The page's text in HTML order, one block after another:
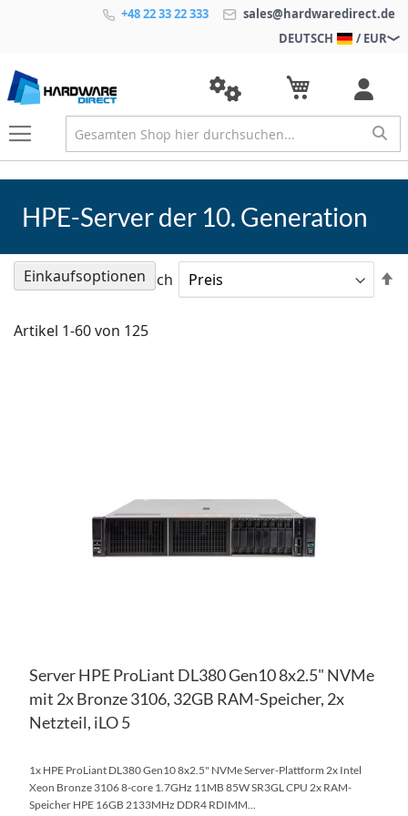
+48 22 33 22 333
sales@hardwaredirect.de
DEUTSCH
/ EUR
HPE-Server der 10. Generation
Artikel 1-60von 125
Sortieren nach
Server HPE ProLiant DL380 Gen10 8x2.5" NVMe
mit 2x Bronze 3106, 32GB RAM-Speicher, 2x
Netzteil, iLO 5
1x HPE ProLiant DL380 Gen10 8x2.5" NVMe Server-Plattform 2x Intel
Xeon Bronze 3106 8-core 1.7GHz 11MB 85W SR3GL CPU 2x RAM-
Speicher HPE 16GB 2133MHz DDR4 RDIMM...
Einkaufsoptionen